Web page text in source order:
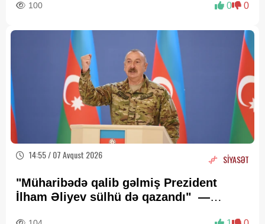
100 0 0
14:55 / 07 Avqust 2026 SİYASƏT
"Müharibədə qalib gəlmiş Prezident
İlham Əliyev sülhü də qazandı" —